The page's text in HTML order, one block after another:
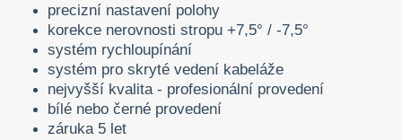
precizní nastavení polohy
korekce nerovnosti stropu +7,5° / -7,5°
systém rychloupínání
systém pro skryté vedení kabeláže
nejvyšší kvalita - profesionální provedení
bílé nebo černé provedení
záruka 5 let